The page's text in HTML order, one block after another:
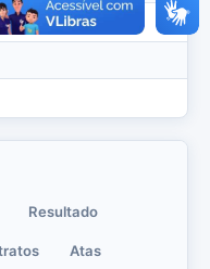
Resultado
Atas